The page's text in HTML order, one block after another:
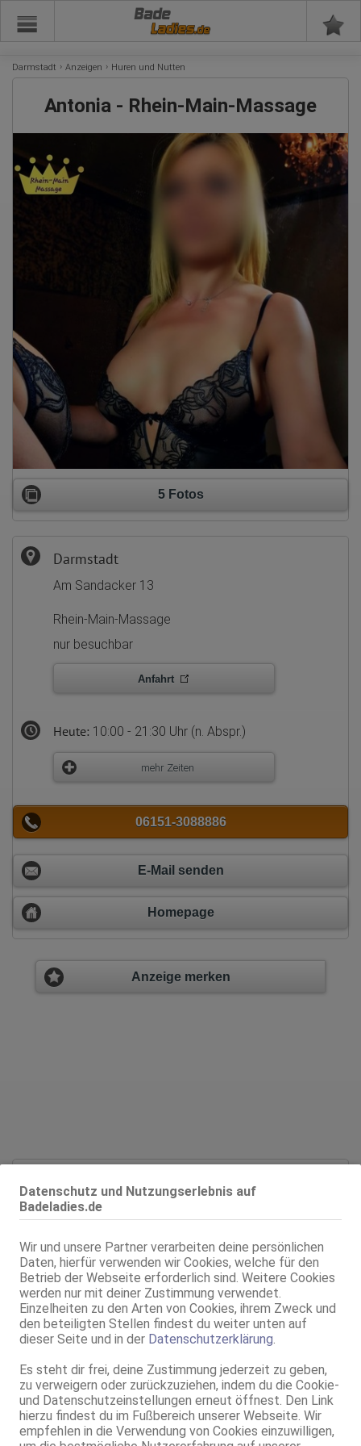
Datenschutz und Nutzungserlebnis auf
Badeladies.de
Wir und unsere Partner verarbeiten deine persönlichen
Daten, hierfür verwenden wir Cookies, welche für den
Betrieb der Webseite erforderlich sind. Weitere Cookies
werden nur mit deiner Zustimmung verwendet.
Einzelheiten zu den Arten von Cookies, ihrem Zweck und
den beteiligten Stellen findest du weiter unten auf
dieser Seite und in der Datenschutzerklärung.
Es steht dir frei, deine Zustimmung jederzeit zu geben,
zu verweigern oder zurückzuziehen, indem du die Cookie-
und Datenschutzeinstellungen erneut öffnest. Den Link
hierzu findest du im Fußbereich unserer Webseite. Wir
empfehlen in die Verwendung von Cookies einzuwilligen,
Bade
Darmstadt Anzeigen Huren und Nutten
Antonia - Rhein-Main-Massage
5 Fotos
Darmstadt
Am Sandacker 13
Rhein-Main-Massage
nur besuchbar
Anfahrt
Heute: 10:00 - 21:30 Uhr (n. Abspr.)
mehr Zeiten
06151-3088886
E-Mail senden
Homepage
Anzeige merken
Geschlecht: weiblich
Körpergröße: 175 cm
Typ: deutsch
Herkunft: Deutschland
KF: 36
Intimbereich: total rasiert
Haare: blond, schulterlang
Haut: mittel
Sprachen:
Deutsch
Englisch
Spanisch
Italienisch